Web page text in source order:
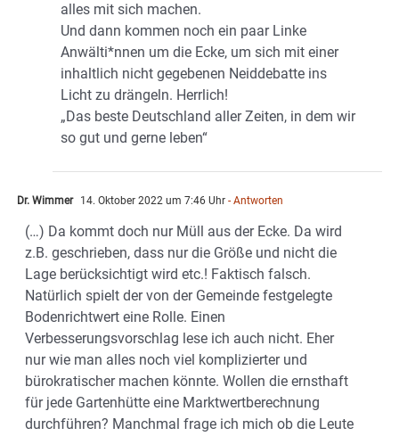
alles mit sich machen.
Und dann kommen noch ein paar Linke
Anwälti*nnen um die Ecke, um sich mit einer
inhaltlich nicht gegebenen Neiddebatte ins
Licht zu drängeln. Herrlich!
„Das beste Deutschland aller Zeiten, in dem wir
so gut und gerne leben“
Dr. Wimmer 14. Oktober 2022 um 7:46 Uhr - Antworten
(…) Da kommt doch nur Müll aus der Ecke. Da wird
z.B. geschrieben, dass nur die Größe und nicht die
Lage berücksichtigt wird etc.! Faktisch falsch.
Natürlich spielt der von der Gemeinde festgelegte
Bodenrichtwert eine Rolle. Einen
Verbesserungsvorschlag lese ich auch nicht. Eher
nur wie man alles noch viel komplizierter und
bürokratischer machen könnte. Wollen die ernsthaft
für jede Gartenhütte eine Marktwertberechnung
durchführen? Manchmal frage ich mich ob die Leute